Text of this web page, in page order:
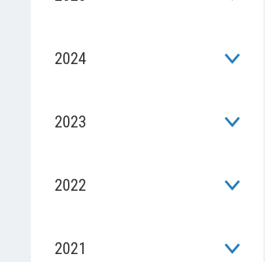
2024
2023
2022
2021